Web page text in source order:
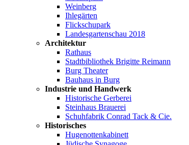
Weinberg
Ihlegärten
Flickschupark
Landesgartenschau 2018
Architektur
Rathaus
Stadtbibliothek Brigitte Reimann
Burg Theater
Bauhaus in Burg
Industrie und Handwerk
Historische Gerberei
Steinhaus Brauerei
Schuhfabrik Conrad Tack & Cie.
Historisches
Hugenottenkabinett